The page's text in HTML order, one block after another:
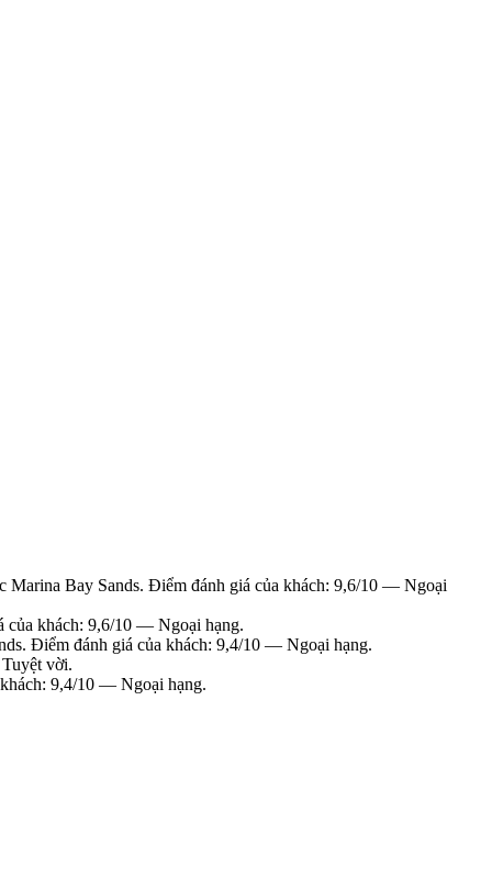
Marina Bay Sands. Điểm đánh giá của khách: 9,6/10 — Ngoại
của khách: 9,6/10 — Ngoại hạng.
Điểm đánh giá của khách: 9,4/10 — Ngoại hạng.
vời.
9,4/10 — Ngoại hạng.